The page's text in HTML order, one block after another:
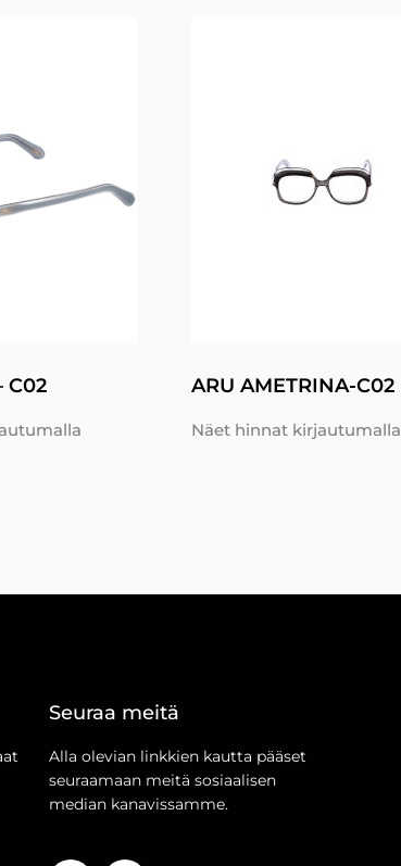
C02 ARU AMETRINA-C02
Näet hinnat kirjautumalla
Seuraa meitä
Alla olevian linkkien kautta pääset
seuraamaan meitä sosiaalisen
median kanavissamme.